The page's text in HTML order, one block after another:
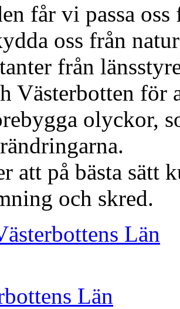
får vi passa
oss från
från
Västerbotten för
olyckor,
att på bästa sätt
och skred.
Län
Län